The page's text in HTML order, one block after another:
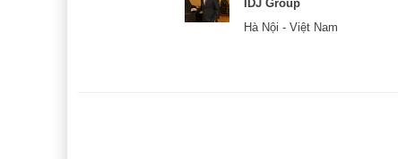
IDJ Group
Hà Nội - Việt Nam